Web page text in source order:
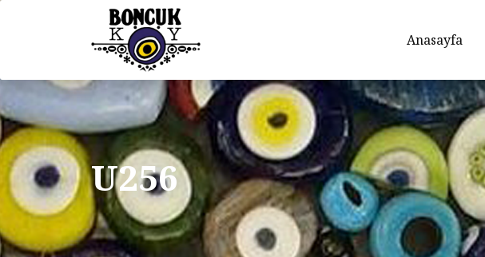
Anasayfa
U256